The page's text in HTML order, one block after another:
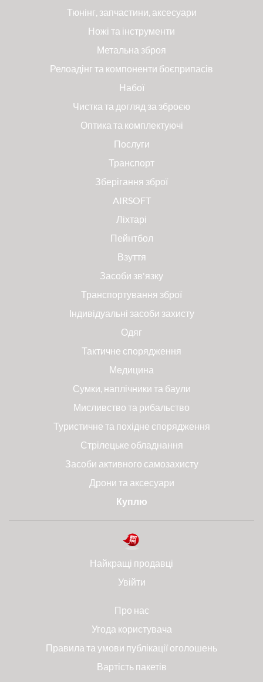
Тюнінг, запчастини, аксесуари
Ножі та інструменти
Метальна зброя
Релоадінг та компоненти боєприпасів
Набої
Чистка та догляд за зброєю
Оптика та комплектуючі
Послуги
Транспорт
Зберігання зброї
AIRSOFT
Ліхтарі
Пейнтбол
Взуття
Засоби зв'язку
Транспортування зброї
Індивідуальні засоби захисту
Одяг
Тактичне спорядження
Медицина
Сумки, наплічники та баули
Мисливство та рибальство
Туристичне та похідне спорядження
Стрілецьке обладнання
Засоби активного самозахисту
Дрони та аксесуари
Куплю
Найкращі продавці
Увійти
Про нас
Угода користувача
Правила та умови публікації оголошень
Вартість пакетів